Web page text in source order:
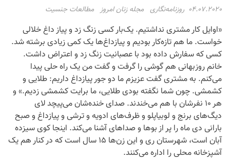
04.07.2020 روزنامه‌نگاری مجله زنان امروز مطالعات جنسیت
«اوایل کار مشتری نداشتیم. یک‌بار کسی زنگ زد و پیاز داغ خلالی
خواست. ما هم تازه‌کار بودیم و پیازداغ‌ها یک کمی زیادی برشته شد.
کسی که سفارش داده بود با عصبانیت زنگ زد و اعتراض داشت.
خانم روزبهانی هم گوشی را گرفت و گفت من یک راه حلی پیدا
می‌کنم. به مشتری گفت عزیزم ما دو جور پیازداغ داریم: طلایی و
کشمشی. چون شما نگفته بودی طلایی، ما برایت کشمشی زدیم.» و
هر ۱۰ نفرشان با هم می‌خندند. صدای خنده‌شان می‌پیچد لای
دیگ‌های برنج و لوبیاپلو و ظرف‌های ادویه و ترشی و پیازداغ و صبح
بارانی دی ماه را پر از بوها و صداهای آشنا می‌کند. اینجا کوی سیزده
آبان است، شهرستان ری و این زن‌ها ۱۵ سال است که در کنار هم یک
آشپزخانه محلی را اداره می‌کنند.